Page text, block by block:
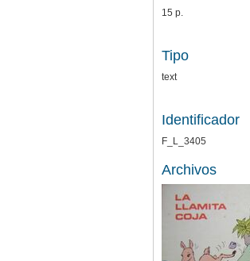
15 p.
Tipo
text
Identificador
F_L_3405
Archivos